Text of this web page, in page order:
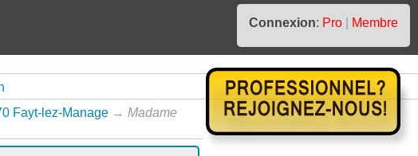
Connexion: Pro
Membre
Fayt-lez-Manage → Madame